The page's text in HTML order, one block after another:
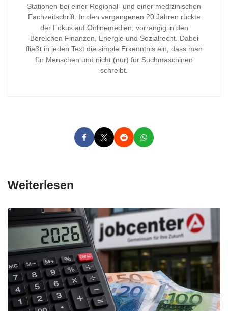
Stationen bei einer Regional- und einer medizinischen
Fachzeitschrift. In den vergangenen 20 Jahren rückte
der Fokus auf Onlinemedien, vorrangig in den
Bereichen Finanzen, Energie und Sozialrecht. Dabei
fließt in jeden Text die simple Erkenntnis ein, dass man
für Menschen und nicht (nur) für Suchmaschinen
schreibt.
Weiterlesen